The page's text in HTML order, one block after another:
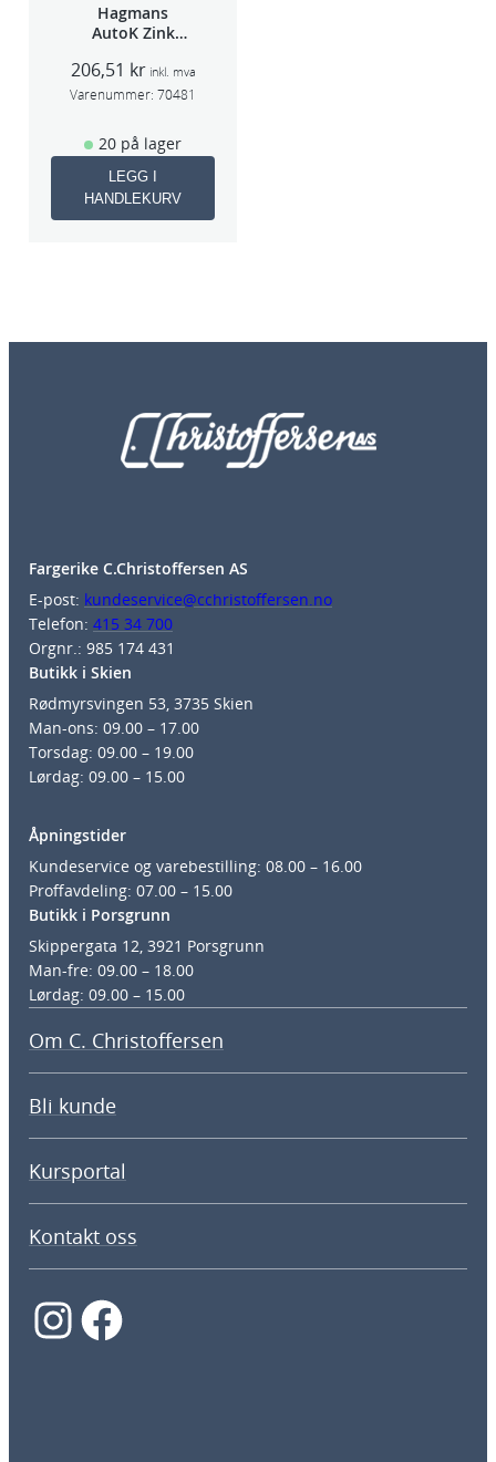
Hagmans
AutoK Zink
206,51 kr inkl. mva
Varenummer: 70481
20 på lager
LEGG I
HANDLEKURV
Fargerike C.Christoffersen AS
E-post: kundeservice@cchristoffersen.no
Telefon: 415 34 700
Orgnr.: 985 174 431
Butikk i Skien
Rødmyrsvingen 53, 3735 Skien
Man-ons: 09.00 – 17.00
Torsdag: 09.00 – 19.00
Lørdag: 09.00 – 15.00
Åpningstider
Kundeservice og varebestilling: 08.00 – 16.00
Proffavdeling: 07.00 – 15.00
Butikk i Porsgrunn
Skippergata 12, 3921 Porsgrunn
Man-fre: 09.00 – 18.00
Lørdag: 09.00 – 15.00
Om C. Christoffersen
Bli kunde
Kursportal
Kontakt oss
InstagramFacebook